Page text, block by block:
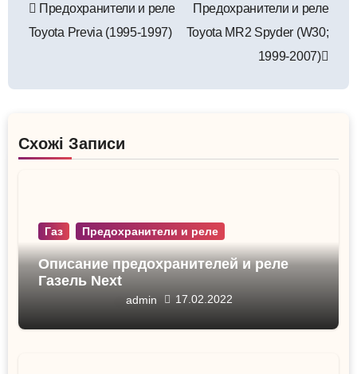
по
Предохранители и реле
Toyota Previa (1995-1997)
Предохранители и реле
Toyota MR2 Spyder (W30;
1999-2007)
Схожі Записи
Газ Предохранители и реле
Описание предохранителей и реле
Газель Next
admin 17.02.2022